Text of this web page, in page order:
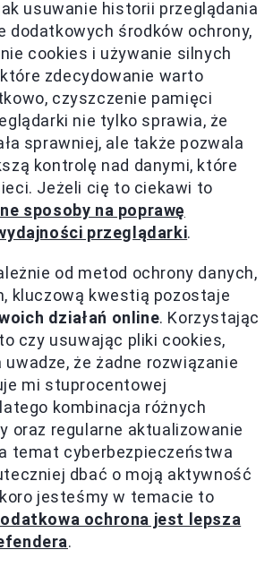
usuwanie historii przeglądania
dodatkowych środków ochrony,
cookies i używanie silnych
które zdecydowanie warto
czyszczenie pamięci
nie tylko sprawia, że
sprawniej, ale także pozwala
kontrolę nad danymi, które
Jeżeli cię to ciekawi to
sposoby na poprawę
przeglądarki.
od metod ochrony danych,
kluczową kwestią pozostaje
działań online. Korzystając
czy usuwając pliki cookies,
że żadne rozwiązanie
mi stuprocentowej
kombinacja różnych
oraz regularne aktualizowanie
temat cyberbezpieczeństwa
dbać o moją aktywność
jesteśmy w temacie to
ochrona jest lepsza
.